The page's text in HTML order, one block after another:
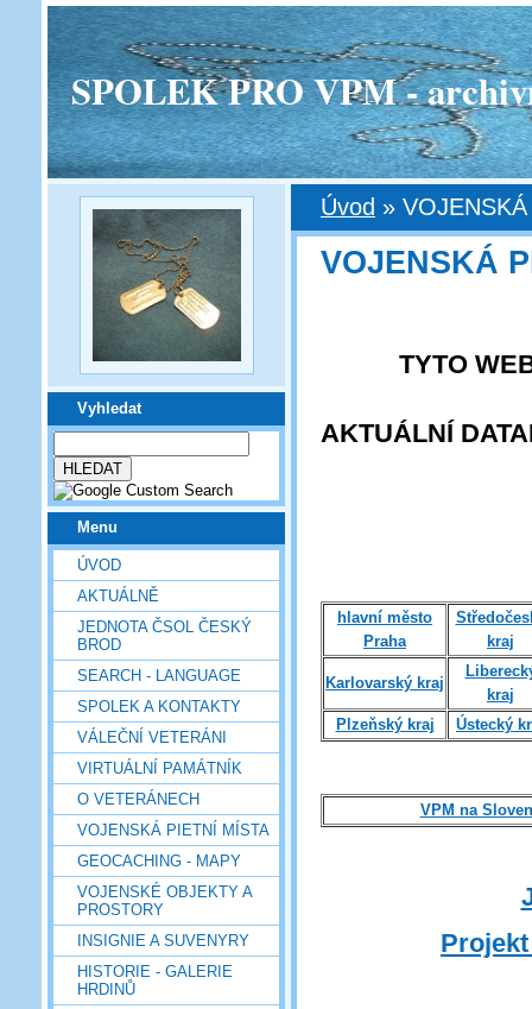
SPOLEK PRO VPM -
Vyhledat
Menu
ÚVOD
AKTUÁLNĚ
JEDNOTA ČSOL ČESKÝ
BROD
SEARCH - LANGUAGE
SPOLEK A KONTAKTY
VÁLEČNÍ VETERÁNI
VIRTUÁLNÍ PAMÁTNÍK
O VETERÁNECH
VOJENSKÁ PIETNÍ MÍSTA
GEOCACHING - MAPY
VOJENSKÉ OBJEKTY A
PROSTORY
INSIGNIE A SUVENYRY
HISTORIE - GALERIE
HRDINŮ
Úvod »
VOJENSKÁ
TYTO
AKTUÁLNÍ
hlavní město
Praha
kraj
Karlovarský kraj
kraj
Plzeňský kraj
Ústecký
VPM na